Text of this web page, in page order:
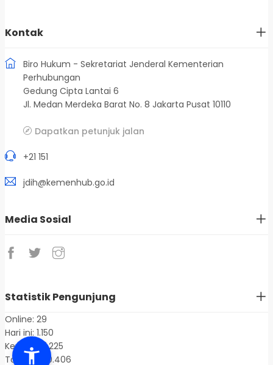
Kontak
Biro Hukum - Sekretariat Jenderal Kementerian
Perhubungan
Gedung Cipta Lantai 6
Jl. Medan Merdeka Barat No. 8 Jakarta Pusat 10110
Dapatkan petunjuk jalan
+21 151
jdih@kemenhub.go.id
Media Sosial
Statistik Pengunjung
Online: 29
Hari ini: 1.150
Kemarin: 1.225
Total: 1.400.406